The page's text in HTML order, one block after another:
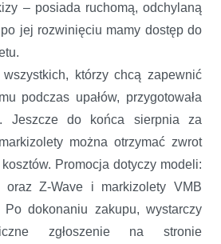
– posiada ruchomą, odchylaną
jej rozwinięciu mamy dostęp do
którzy chcą zapewnić
podczas upałów, przygotowała
Jeszcze do końca sierpnia za
można otrzymać zwrot
Promocja dotyczy modeli:
oraz Z-Wave i markizolety VMB
dokonaniu zakupu, wystarczy
zgłoszenie na stronie